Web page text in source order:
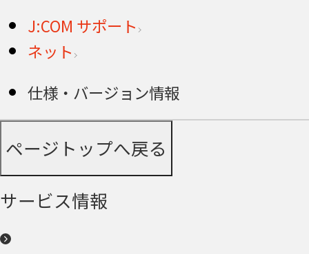
J:COM サポート
ネット
仕様・バージョン情報
ページトップへ戻る
サービス情報